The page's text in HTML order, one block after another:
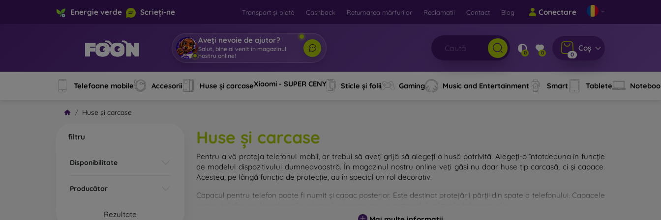
Energie verde Scrieți-ne Transport și plată Cashback Returnarea mărfurilor Reclamatii Contact Blog Conectare
Aveți nevoie de ajutor?
Salut, bine ai venit în magazinul
nostru online!
0 0 0
Coș
Telefoane mobile Accesorii Huse și carcaseXiaomi - SUPER CENY Sticle și folii Gaming Music and Entertainment Smart Tablete
Huse și carcase
filtru
Disponibilitate
Producător
Rezultate
Huse și carcase
Pentru a vă proteja telefonul mobil, ar trebui să aveți grijă să alegeți o husă potrivită. Alegeți-o întotdeauna în funcție
de modelul dispozitivului dumneavoastră. În magazinul nostru online veți găsi nu doar huse tip carcasă, ci și capace.
Acestea, pe lângă funcția de protecție, au în special un rol decorativ.
Capacul pentru telefon poate fi numit și capac posterior. Este destinat protejării părții din spate a telefonului. Capacele